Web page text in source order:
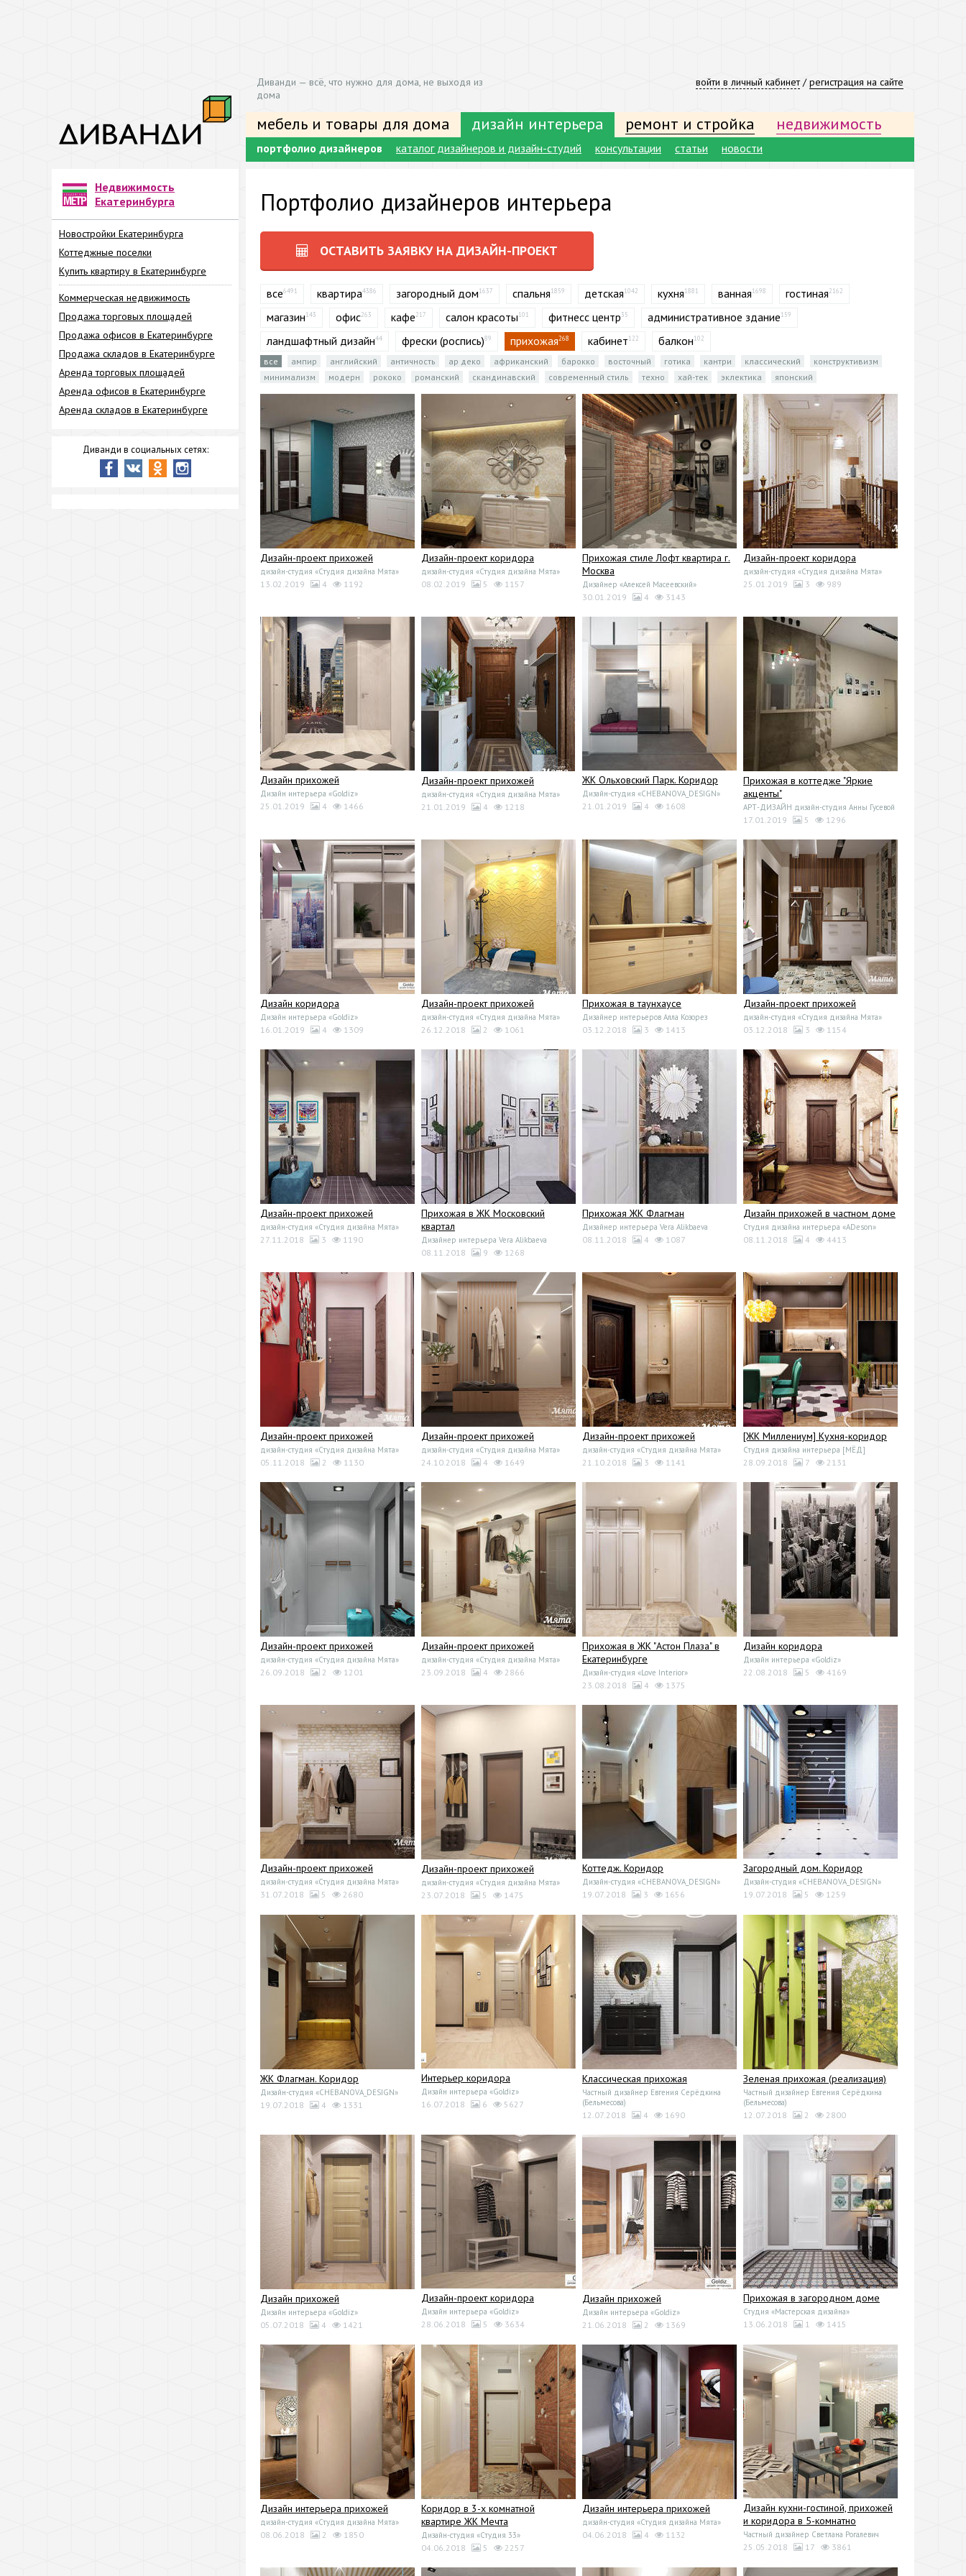
войти в личный кабинет/регистрация на сайте
Диванди — всё, что нужно для дома, не выходя из
дома
мебель и товары для дома дизайн интерьера ремонт и стройка недвижимость
портфолио дизайнеров каталог дизайнеров и дизайн-студий консультации статьи новости
Недвижимость
Екатеринбурга
Новостройки Екатеринбурга
Коттеджные поселки
Купить квартиру в Екатеринбурге
Коммерческая недвижимость
Продажа торговых площадей
Продажа офисов в Екатеринбурге
Продажа складов в Екатеринбурге
Аренда торговых площадей
Аренда офисов в Екатеринбурге
Аренда складов в Екатеринбурге
Диванди в социальных сетях:
Портфолио дизайнеров интерьера
ОСТАВИТЬ ЗАЯВКУ НА ДИЗАЙН-ПРОЕКТ
все6491 квартира4386 загородный дом1637 спальня1859 детская1042 кухня1881 ванная1698 гостиная2162
магазин143 офис263 кафе217 салон красоты101 фитнесс центр35 административное здание159
ландшафтный дизайн44 фрески (роспись)89 прихожая268 кабинет122 балкон102
все ампир английский античность ар деко африканский барокко восточный готика кантри классический
конструктивизм
минимализм
модерн рококо романский скандинавский современный стиль техно хай-тек эклектика японский
Дизайн-проект прихожей
дизайн-студия «Студия дизайна Мята»
13.02.2019 4 1192
Дизайн-проект коридора
дизайн-студия «Студия дизайна Мята»
08.02.2019 5 1157
Прихожая стиле Лофт квартира г.
Москва
Дизайнер «Алексей Масеевский»
30.01.2019 4 3143
Дизайн-проект коридора
дизайн-студия «Студия дизайна Мята»
25.01.2019 3 989
Дизайн прихожей
Дизайн интерьера «Goldiz»
25.01.2019 4 1466
Дизайн-проект прихожей
дизайн-студия «Студия дизайна Мята»
21.01.2019 4 1218
ЖК Ольховский Парк. Коридор
Дизайн-студия «CHEBANOVA_DESIGN»
21.01.2019 4 1608
Прихожая в коттедже "Яркие
акценты"
АРТ-ДИЗАЙН дизайн-студия Анны Гусевой
17.01.2019 5 1296
Дизайн коридора
Дизайн интерьера «Goldiz»
16.01.2019 4 1309
Дизайн-проект прихожей
дизайн-студия «Студия дизайна Мята»
26.12.2018 2 1061
Прихожая в таунхаусе
Дизайнер интерьеров Алла Козорез
03.12.2018 3 1413
Дизайн-проект прихожей
дизайн-студия «Студия дизайна Мята»
03.12.2018 3 1154
Дизайн-проект прихожей
дизайн-студия «Студия дизайна Мята»
27.11.2018 3 1190
Прихожая в ЖК Московский
квартал
Дизайнер интерьера Vera Alikbaeva
08.11.2018 9 1268
Прихожая ЖК Флагман
Дизайнер интерьера Vera Alikbaeva
08.11.2018 4 1087
Дизайн прихожей в частном доме
Студия дизайна интерьера «ADeson»
08.11.2018 4 4413
Дизайн-проект прихожей
дизайн-студия «Студия дизайна Мята»
05.11.2018 2 1130
Дизайн-проект прихожей
дизайн-студия «Студия дизайна Мята»
24.10.2018 4 1649
Дизайн-проект прихожей
дизайн-студия «Студия дизайна Мята»
21.10.2018 3 1141
[ЖК Миллениум] Кухня-коридор
Студия дизайна интерьера [МЁД]
28.09.2018 7 2131
Дизайн-проект прихожей
дизайн-студия «Студия дизайна Мята»
26.09.2018 2 1201
Дизайн-проект прихожей
дизайн-студия «Студия дизайна Мята»
23.09.2018 4 2866
Прихожая в ЖК "Астон Плаза" в
Екатеринбурге
Дизайн-студия «Love Interior»
23.08.2018 4 1375
Дизайн коридора
Дизайн интерьера «Goldiz»
22.08.2018 5 4169
Дизайн-проект прихожей
дизайн-студия «Студия дизайна Мята»
31.07.2018 5 2680
Дизайн-проект прихожей
дизайн-студия «Студия дизайна Мята»
23.07.2018 5 1475
Коттедж. Коридор
Дизайн-студия «CHEBANOVA_DESIGN»
19.07.2018 3 1656
Загородный дом. Коридор
Дизайн-студия «CHEBANOVA_DESIGN»
19.07.2018 5 1259
ЖК Флагман. Коридор
Дизайн-студия «CHEBANOVA_DESIGN»
19.07.2018 4 1331
Интерьер коридора
Дизайн интерьера «Goldiz»
16.07.2018 6 5627
Классическая прихожая
Частный дизайнер Евгения Серёдкина
(Бельмесова)
12.07.2018 4 1690
Зеленая прихожая (реализация)
Частный дизайнер Евгения Серёдкина
(Бельмесова)
12.07.2018 2 2800
Дизайн прихожей
Дизайн интерьера «Goldiz»
05.07.2018 4 1421
Дизайн-проект коридора
Дизайн интерьера «Goldiz»
28.06.2018 5 3634
Дизайн прихожей
Дизайн интерьера «Goldiz»
21.06.2018 2 1369
Прихожая в загородном доме
Студия «Мастерская дизайна»
13.06.2018 1 1415
Дизайн интерьера прихожей
дизайн-студия «Студия дизайна Мята»
08.06.2018 2 1850
Коридор в 3-х комнатной
квартире ЖК Мечта
Дизайн-студия «Студия 33»
04.06.2018 5 2257
Дизайн интерьера прихожей
дизайн-студия «Студия дизайна Мята»
04.06.2018 4 1132
Дизайн кухни-гостиной, прихожей
и коридора в 5-комнатно
Частный дизайнер Светлана Рогалевич
25.05.2018 17 3861